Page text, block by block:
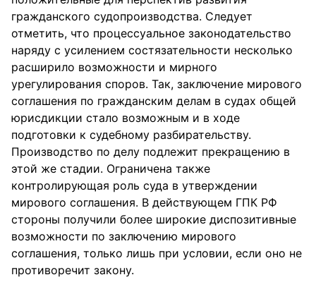
гражданского судопроизводства. Следует
отметить, что процессуальное законодательство
наряду с усилением состязательности несколько
расширило возможности и мирного
урегулирования споров. Так, заключение мирового
соглашения по гражданским делам в судах общей
юрисдикции стало возможным и в ходе
подготовки к судебному разбирательству.
Производство по делу подлежит прекращению в
этой же стадии. Ограничена также
контролирующая роль суда в утверждении
мирового соглашения. В действующем ГПК РФ
стороны получили более широкие диспозитивные
возможности по заключению мирового
соглашения, только лишь при условии, если оно не
противоречит закону.